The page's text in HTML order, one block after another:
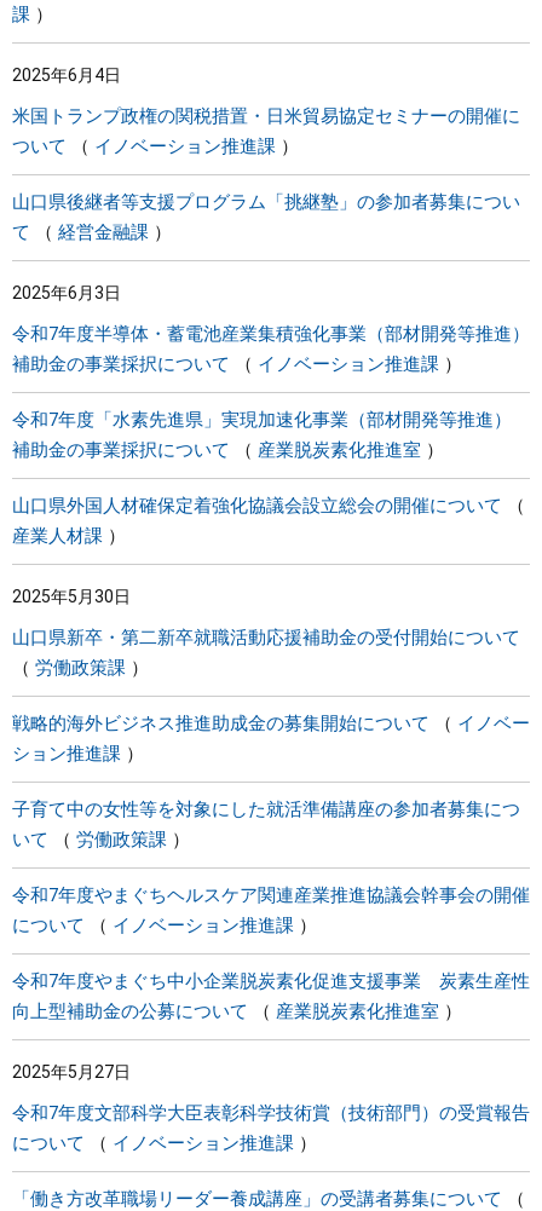
課
2025年6月4日
米国トランプ政権の関税措置・日米貿易協定セミナーの開催に
ついて
イノベーション推進課
山口県後継者等支援プログラム「挑継塾」の参加者募集につい
て
経営金融課
2025年6月3日
令和7年度半導体・蓄電池産業集積強化事業（部材開発等推進）
補助金の事業採択について
イノベーション推進課
令和7年度「水素先進県」実現加速化事業（部材開発等推進）
補助金の事業採択について
産業脱炭素化推進室
山口県外国人材確保定着強化協議会設立総会の開催について
産業人材課
2025年5月30日
山口県新卒・第二新卒就職活動応援補助金の受付開始について
労働政策課
戦略的海外ビジネス推進助成金の募集開始について
イノベー
ション推進課
子育て中の女性等を対象にした就活準備講座の参加者募集につ
いて
労働政策課
令和7年度やまぐちヘルスケア関連産業推進協議会幹事会の開催
について
イノベーション推進課
令和7年度やまぐち中小企業脱炭素化促進支援事業 炭素生産性
向上型補助金の公募について
産業脱炭素化推進室
2025年5月27日
令和7年度文部科学大臣表彰科学技術賞（技術部門）の受賞報告
について
イノベーション推進課
「働き方改革職場リーダー養成講座」の受講者募集について